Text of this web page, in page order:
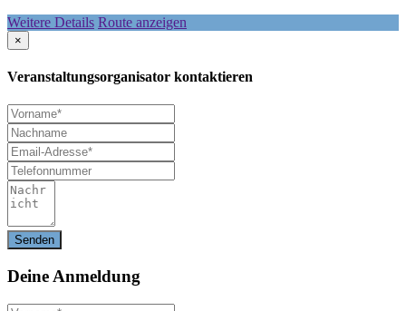
Weitere Details Route anzeigen
×
Veranstaltungsorganisator kontaktieren
Deine Anmeldung